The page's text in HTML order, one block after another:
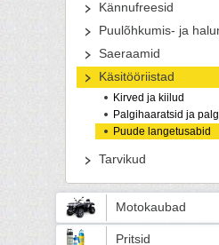
Kännufreesid
Puulõhkumis- ja
Saeraamid
Käsitööriistad
Kirved ja kiilud
Palgihaaratsid ja
Puude langetusabid
Tarvikud
Motokaubad
Pritsid